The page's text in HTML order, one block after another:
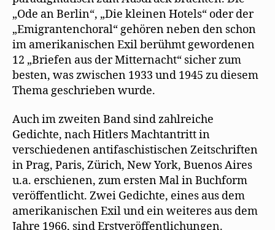
„Ode an Berlin“, „Die kleinen Hotels“ oder der
„Emigrantenchoral“ gehören neben den schon
im amerikanischen Exil berühmt gewordenen
12 „Briefen aus der Mitternacht“ sicher zum
besten, was zwischen 1933 und 1945 zu diesem
Thema geschrieben wurde.
Auch im zweiten Band sind zahlreiche
Gedichte, nach Hitlers Machtantritt in
verschiedenen antifaschistischen Zeitschriften
in Prag, Paris, Zürich, New York, Buenos Aires
u.a. erschienen, zum ersten Mal in Buchform
veröffentlicht. Zwei Gedichte, eines aus dem
amerikanischen Exil und ein weiteres aus dem
Jahre 1966, sind Erstveröffentlichungen.